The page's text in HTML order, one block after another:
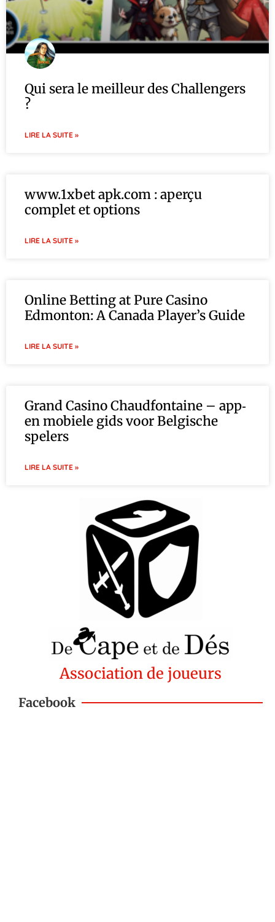
Qui sera le meilleur des Challengers
?
LIRE LA SUITE »
www.1xbet apk.com : aperçu
complet et options
LIRE LA SUITE »
Online Betting at Pure Casino
Edmonton: A Canada Player’s Guide
LIRE LA SUITE »
Grand Casino Chaudfontaine – app‑
en mobiele gids voor Belgische
spelers
LIRE LA SUITE »
Association de joueurs
Facebook